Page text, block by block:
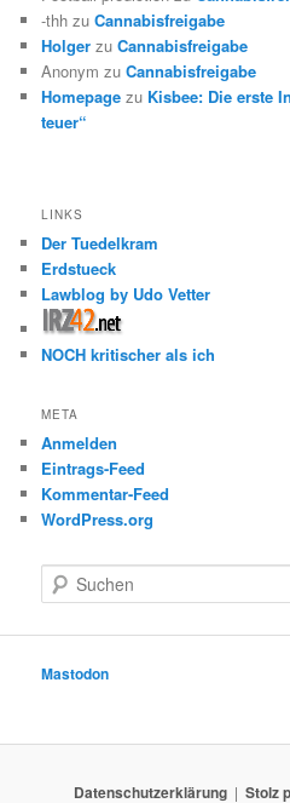
-thh zuCannabisfreigabe
Holger zuCannabisfreigabe
Anonym zuCannabisfreigabe
Homepage zu Kisbee: Die erste
teuer“
LINKS
Der Tuedelkram
Erdstueck
Lawblog by Udo Vetter
NOCH kritischer als ich
META
Anmelden
Eintrags-Feed
Kommentar-Feed
WordPress.org
u
e
Mastodon
Datenschutzerklärung Stolz